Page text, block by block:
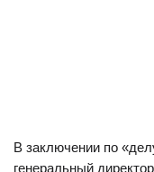
В заключении по
генеральный